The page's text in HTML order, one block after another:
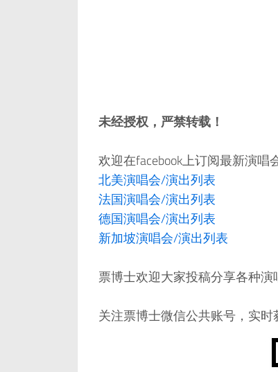
未经授权，严禁转载！
欢迎在facebook上订阅最新演唱
北美演唱会/演出列表
法国演唱会/演出列表
德国演唱会/演出列表
新加坡演唱会/演出列表
票博士欢迎大家投稿分享各种
关注票博士微信公共账号，实时